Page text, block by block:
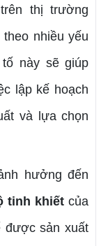
thị trường
nhiều yếu
này sẽ giúp
lập kế hoạch
và lựa chọn
hưởng đến
tinh khiết của
được sản xuất